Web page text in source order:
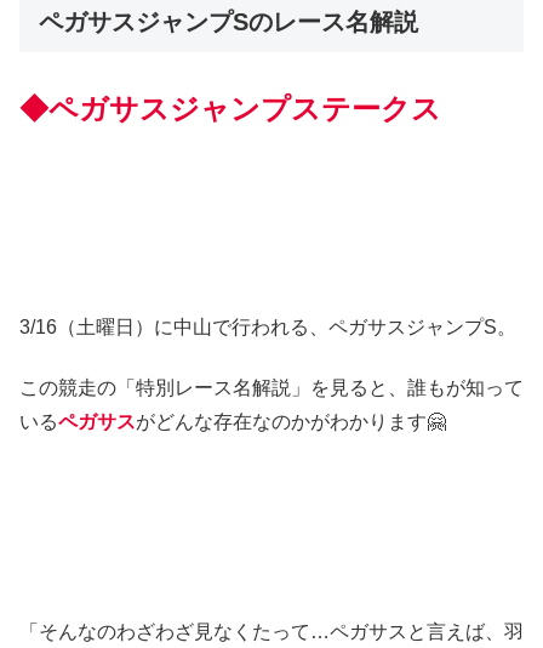
ペガサスジャンプSのレース名解説
◆ペガサスジャンプステークス
3/16（土曜日）に中山で行われる、ペガサスジャンプS。
この競走の「特別レース名解説」を見ると、誰もが知って
いるペガサスがどんな存在なのかがわかります🤗
「そんなのわざわざ見なくたって…ペガサスと言えば、羽